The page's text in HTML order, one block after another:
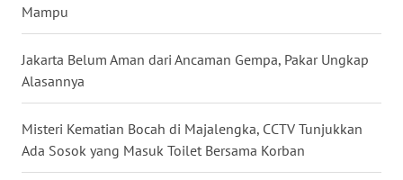
Mampu
Jakarta Belum Aman dari Ancaman Gempa, Pakar Ungkap
Alasannya
Misteri Kematian Bocah di Majalengka, CCTV Tunjukkan
Ada Sosok yang Masuk Toilet Bersama Korban
WN